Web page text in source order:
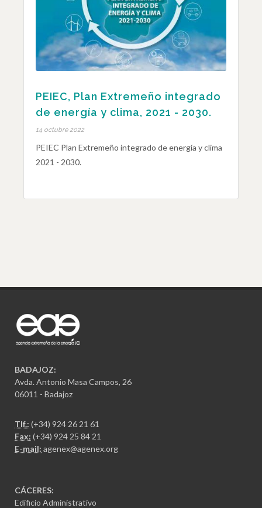
PEIEC, Plan Extremeño integrado
de energía y clima, 2021 - 2030.
14 octubre 2022
PEIEC Plan Extremeño integrado de energía y clima
2021 - 2030.
BADAJOZ:
Avda. Antonio Masa Campos, 26
06011 - Badajoz
Tlf.: (+34) 924 26 21 61
Fax: (+34) 924 25 84 21
E-mail: agenex@agenex.org
CÁCERES:
Edificio Administrativo